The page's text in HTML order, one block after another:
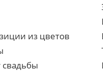
из цветов